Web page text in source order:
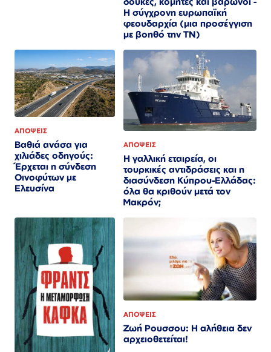
Η σύγχρονη ευρωπαϊκή
φεουδαρχία (μια προσέγγιση
με βοηθό την ΤΝ)
ΑΠΟΨΕΙΣ
Βαθιά ανάσα για
χιλιάδες οδηγούς:
Έρχεται η σύνδεση
Οινοφύτων με
Ελευσίνα
ΑΠΟΨΕΙΣ
Η γαλλική εταιρεία, οι
τουρκικές αντιδράσεις και η
διασύνδεση Κύπρου-Ελλάδας:
όλα θα κριθούν μετά τον
Μακρόν;
ΑΠΟΨΕΙΣ
Ζωή Ρουσσου: Η αλήθεια δεν
αρχειοθετείται!